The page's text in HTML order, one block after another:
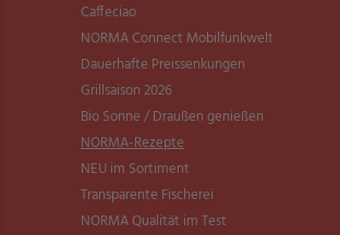
Caffeciao
NORMA Connect Mobilfunkwelt
Dauerhafte Preissenkungen
Grillsaison 2026
Bio Sonne / Draußen genießen
NORMA-Rezepte
NEU im Sortiment
Transparente Fischerei
NORMA Qualität im Test